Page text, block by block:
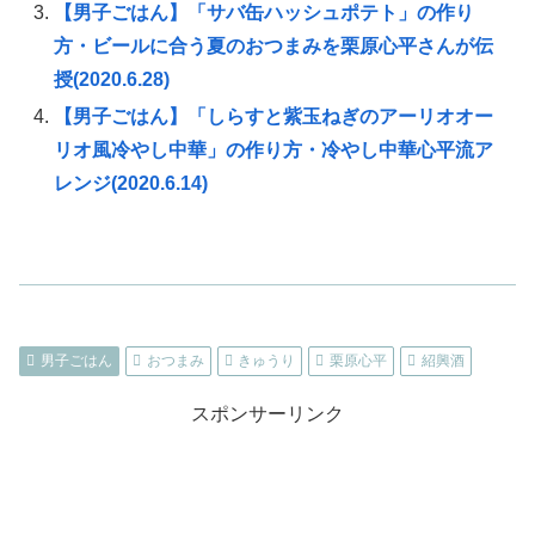
【男子ごはん】「サバ缶ハッシュポテト」の作り
方・ビールに合う夏のおつまみを栗原心平さんが伝
授(2020.6.28)
【男子ごはん】「しらすと紫玉ねぎのアーリオオー
リオ風冷やし中華」の作り方・冷やし中華心平流ア
レンジ(2020.6.14)
男子ごはん おつまみ きゅうり 栗原心平 紹興酒
スポンサーリンク